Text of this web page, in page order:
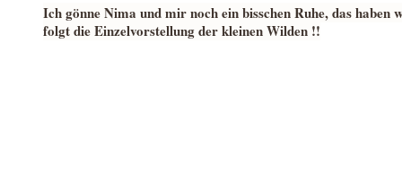
Ich gönne Nima und mir noch ein bisschen Ruhe, das haben
folgt die Einzelvorstellung der kleinen Wilden !!